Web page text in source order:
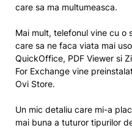
care sa ma multumeasca.
Mai mult, telefonul vine cu o
care sa ne faca viata mai
QuickOffice, PDF Viewer si
For Exchange vine
Ovi Store.
Un mic detaliu care mi-a
mai buna a tuturor tipurilor